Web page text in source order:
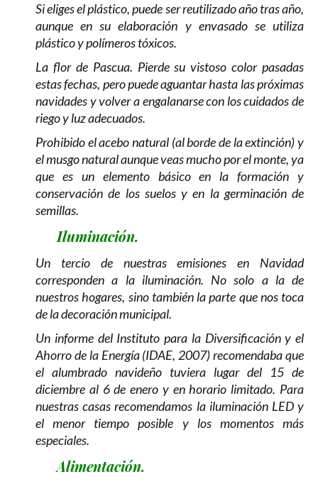
Si eliges el plástico, puede ser reutilizado año tras año,
aunque en su elaboración y envasado se utiliza
plástico y polímeros tóxicos.
La flor de Pascua. Pierde su vistoso color pasadas
estas fechas, pero puede aguantar hasta las próximas
navidades y volver a engalanarse con los cuidados de
riego y luz adecuados.
Prohibido el acebo natural (al borde de la extinción) y
el musgo natural aunque veas mucho por el monte, ya
que es un elemento básico en la formación y
conservación de los suelos y en la germinación de
semillas.
Iluminación.
Un tercio de nuestras emisiones en Navidad
corresponden a la iluminación. No solo a la de
nuestros hogares, sino también la parte que nos toca
de la decoración municipal.
Un informe del Instituto para la Diversificación y el
Ahorro de la Energía (IDAE, 2007) recomendaba que
el alumbrado navideño tuviera lugar del 15 de
diciembre al 6 de enero y en horario limitado. Para
nuestras casas recomendamos la iluminación LED y
el menor tiempo posible y los momentos más
especiales.
Alimentación.